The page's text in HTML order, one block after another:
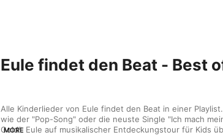
Eule findet den Beat - Best
Alle Kinderlieder von Eule findet den Beat in einer
wie der "Pop-Song" oder die neuste Single "Ich mach
Gold". Eule auf musikalischer Entdeckungstour für Kids
MORE